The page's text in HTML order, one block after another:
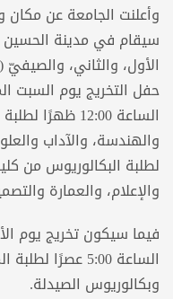
وأعلنت الجامعة عن
سيقام في مدينة الحسين
الأول، والثاني،
الساعة 12:00
لطلبة البكالوريوس من
والإعلام، والعمارة
الساعة 5:00 عصرًا
وبكالوريوس الصيدلة.